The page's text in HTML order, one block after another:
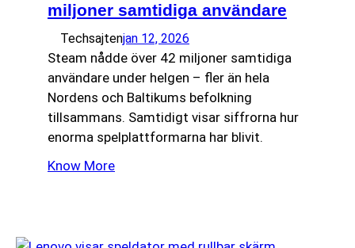
miljoner samtidiga användare
Techsajtenjan 12, 2026
Steam nådde över 42 miljoner samtidiga
användare under helgen – fler än hela
Nordens och Baltikums befolkning
tillsammans. Samtidigt visar siffrorna hur
enorma spelplattformarna har blivit.
Know More